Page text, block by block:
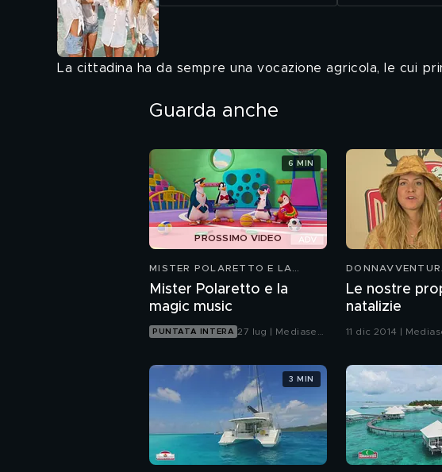
La cittadina ha da sempre una vocazione agricola, le cui
Guarda anche
PROSSIMO VIDEO
MISTER POLARETTO E LA
Mister Polaretto e la
magic music
PUNTATA INTERA 27 lug | Mediaset
6 MIN
Le nostre
natalizie
11 dic 2014 |
3 MIN